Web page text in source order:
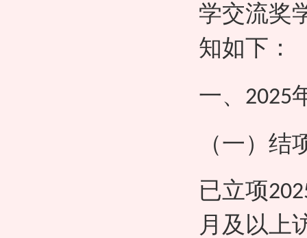
学交流奖
知如下：
一、 2025
（一）结
已立项
月及以上